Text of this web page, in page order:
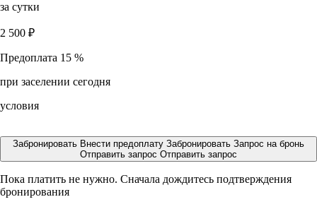
за сутки
2 500 ₽
Предоплата 15 %
при заселении сегодня
условия
Забронировать Внести предоплату Забронировать Запрос на бронь
Отправить запрос Отправить запрос
Пока платить не нужно. Сначала дождитесь подтверждения
бронирования